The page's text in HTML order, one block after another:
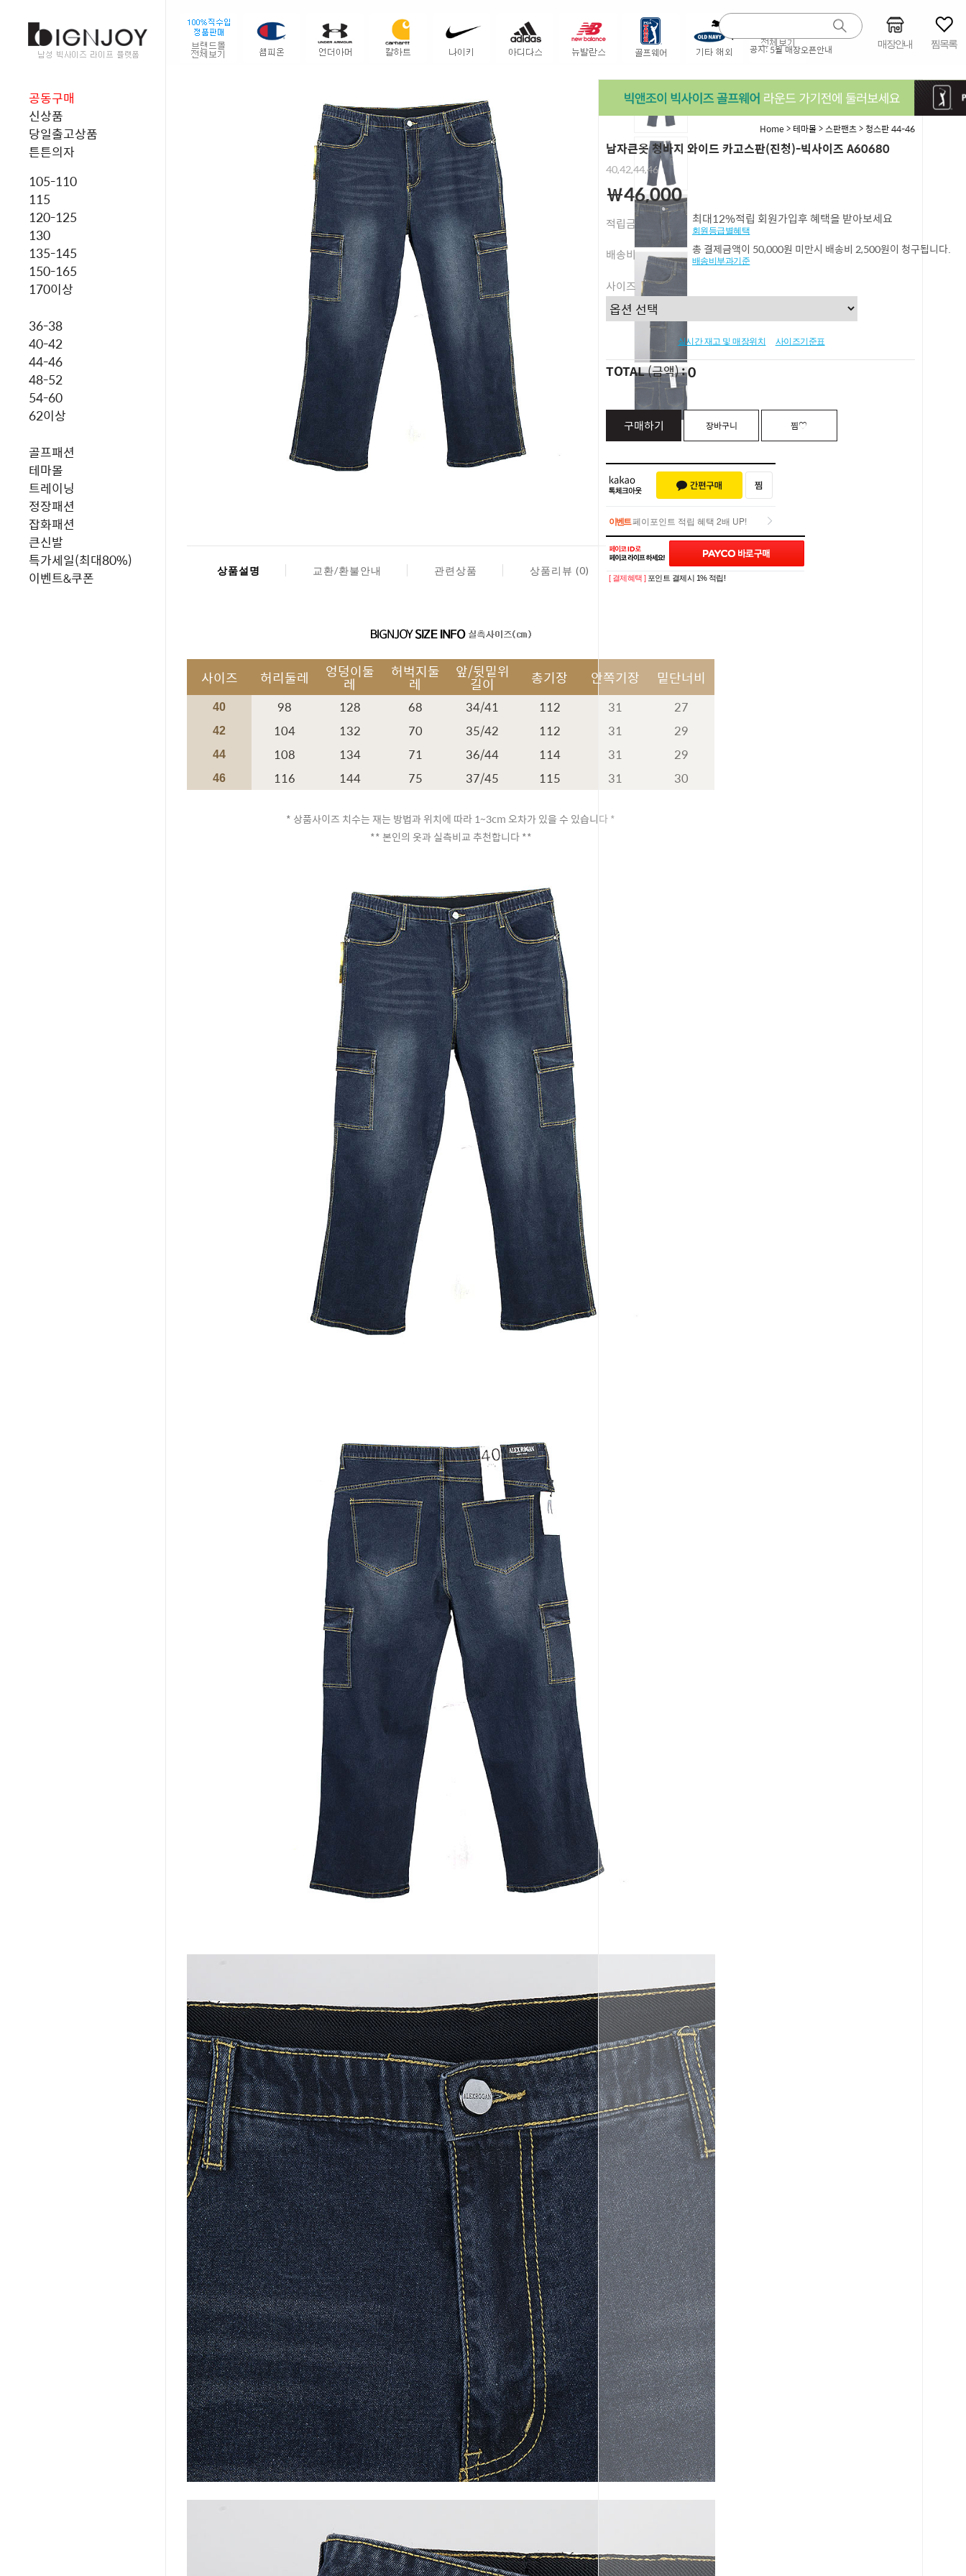
공지:5월 매장오픈안내 매장안내 찜목록
공동구매
신상품
당일출고상품
튼튼의자
105-110
115
120-125
130
135-145
150-165
170이상
36-38
40-42
44-46
48-52
54-60
62이상
골프패션
테마몰
트레이닝
정장패션
잡화패션
큰신발
특가세일(최대80%)
이벤트&쿠폰
Home> 테마몰>스판팬츠>청스판 44-46
남자큰옷 청바지 와이드 카고스판(진청)-빅사이즈 A60680
40,42,44,46
￦46,000
적립금 최대12%적립 회원가입후 혜택을 받아보세요
회원등급별혜택
배송비 총 결제금액이 50,000원 미만시 배송비 2,500원이 청구됩니다.
배송비부과기준
사이즈
실시간 재고 및 매장위치 사이즈기준표
TOTAL(금액) 0
구매하기 장바구니 찜♡
이벤트페이포인트 적립 혜택 2배 UP!
이벤트페이포인트 적립 혜택 2배 UP!
[ 결제혜택 ] 포인트 결제시 1% 적립!
상품설명 교환/환불안내 관련상품 상품리뷰 (0) Q&A (0)
사이즈 허리둘레 엉덩이둘
레
허벅지둘
레
앞/뒷밑위
길이 총기장 안쪽기장 밑단너비
40 98 128 68 34/41 112 31 27
42 104 132 70 35/42 112 31 29
44 108 134 71 36/44 114 31 29
46 116 144 75 37/45 115 31 30
* 상품사이즈 치수는 재는 방법과 위치에 따라 1~3cm 오차가 있을 수 있습니다 *
** 본인의 옷과 실측비교 추천합니다 **